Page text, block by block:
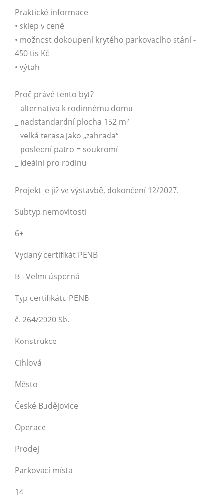
Praktické informace
• sklep v ceně
• možnost dokoupení krytého parkovacího stání -
450 tis Kč
• výtah
Proč právě tento byt?
_ alternativa k rodinnému domu
_ nadstandardní plocha 152 m²
_ velká terasa jako „zahrada“
_ poslední patro = soukromí
_ ideální pro rodinu
Projekt je již ve výstavbě, dokončení 12/2027.
Subtyp nemovitosti
6+
Vydaný certifikát PENB
B - Velmi úsporná
Typ certifikátu PENB
č. 264/2020 Sb.
Konstrukce
Cihlová
Město
České Budějovice
Operace
Prodej
Parkovací místa
14